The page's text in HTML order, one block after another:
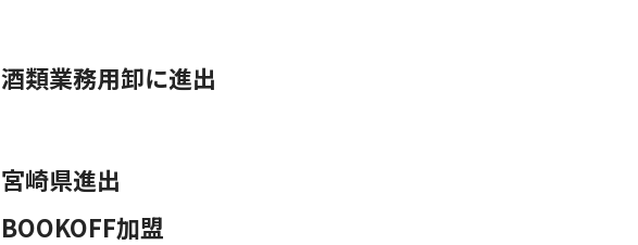
酒類業務用卸に進出
宮崎県進出
BOOKOFF加盟